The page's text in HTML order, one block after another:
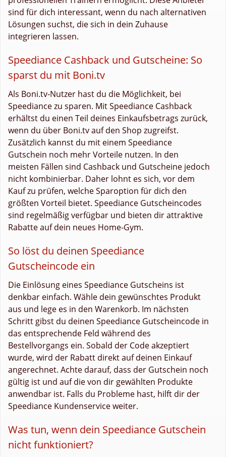
sind für dich interessant, wenn du nach alternativen
Lösungen suchst, die sich in dein Zuhause
integrieren lassen.
Speediance Cashback und Gutscheine: So
sparst du mit Boni.tv
Als Boni.tv-Nutzer hast du die Möglichkeit, bei
Speediance zu sparen. Mit Speediance Cashback
erhältst du einen Teil deines Einkaufsbetrags zurück,
wenn du über Boni.tv auf den Shop zugreifst.
Zusätzlich kannst du mit einem Speediance
Gutschein noch mehr Vorteile nutzen. In den
meisten Fällen sind Cashback und Gutscheine jedoch
nicht kombinierbar. Daher lohnt es sich, vor dem
Kauf zu prüfen, welche Sparoption für dich den
größten Vorteil bietet. Speediance Gutscheincodes
sind regelmäßig verfügbar und bieten dir attraktive
Rabatte auf dein neues Home-Gym.
So löst du deinen Speediance
Gutscheincode ein
Die Einlösung eines Speediance Gutscheins ist
denkbar einfach. Wähle dein gewünschtes Produkt
aus und lege es in den Warenkorb. Im nächsten
Schritt gibst du deinen Speediance Gutscheincode in
das entsprechende Feld während des
Bestellvorgangs ein. Sobald der Code akzeptiert
wurde, wird der Rabatt direkt auf deinen Einkauf
angerechnet. Achte darauf, dass der Gutschein noch
gültig ist und auf die von dir gewählten Produkte
anwendbar ist. Falls du Probleme hast, hilft dir der
Speediance Kundenservice weiter.
Was tun, wenn dein Speediance Gutschein
nicht funktioniert?